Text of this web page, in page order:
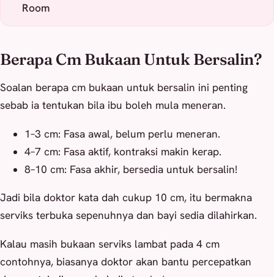
Room
Berapa Cm Bukaan Untuk Bersalin?
Soalan berapa cm bukaan untuk bersalin ini penting
sebab ia tentukan bila ibu boleh mula meneran.
1–3 cm: Fasa awal, belum perlu meneran.
4–7 cm: Fasa aktif, kontraksi makin kerap.
8–10 cm: Fasa akhir, bersedia untuk bersalin!
Jadi bila doktor kata dah cukup 10 cm, itu bermakna
serviks terbuka sepenuhnya dan bayi sedia dilahirkan.
Kalau masih bukaan serviks lambat pada 4 cm
contohnya, biasanya doktor akan bantu percepatkan